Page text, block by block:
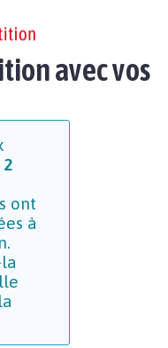
avec vos
2
ont
à